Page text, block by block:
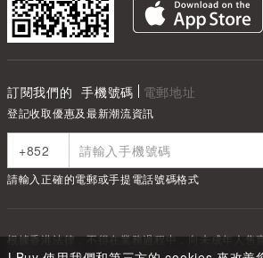
訂閱我們的 手機號碼 電郵地址
登記收取優惠及最新潮流資訊
請輸入正確的電郵或手提電話號碼格式
根據香港法律，不得在業務過程中，向未成年人售
Under the law of Hong Kong, intoxicating